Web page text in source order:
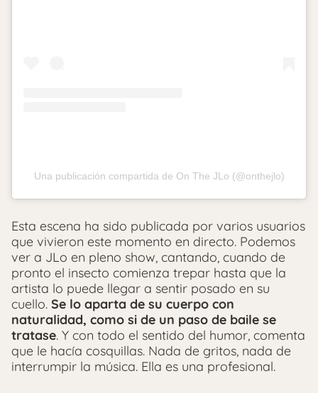
Una publicación compartida de On The JLo (@onthejlo)
Esta escena ha sido publicada por varios usuarios
que vivieron este momento en directo. Podemos
ver a JLo en pleno show, cantando, cuando de
pronto el insecto comienza trepar hasta que la
artista lo puede llegar a sentir posado en su
cuello. Se lo aparta de su cuerpo con
naturalidad, como si de un paso de baile se
tratase. Y con todo el sentido del humor, comenta
que le hacía cosquillas. Nada de gritos, nada de
interrumpir la música. Ella es una profesional.